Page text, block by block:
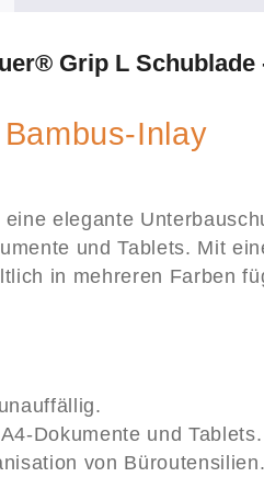
Grip L Schublade
Inlay
elegante
und Tablets. Mit
in mehreren Farben
Dokumente und Tablets.
von Büroutensilien.